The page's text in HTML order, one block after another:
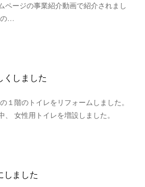
ページの事業紹介動画で紹介されまし
の…
くしました
１階のトイレをリフォームしました。
女性用トイレを増設しました。
しました